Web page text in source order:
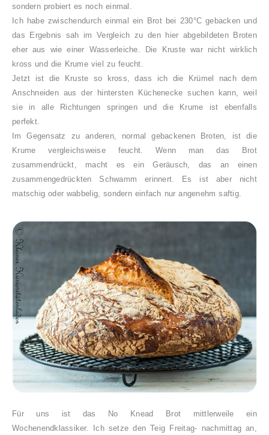
sondern probiert es noch einmal.
Ich habe zwischendurch einmal ein Brot bei 230°C gebacken und
das Ergebnis sah im Vergleich zu den hier abgebildeten Broten
eher aus wie einer Wasserleiche. Die Kruste war nicht wirklich
kross und die Krume viel zu feucht.
Jetzt ist die Kruste so kross, dass ich die Krümel nach dem
Anschneiden aus der hintersten Küchenecke suchen kann, weil
sie in alle Richtungen springen und die Krume ist ebenfalls
perfekt.
Im Gegensatz zu anderen, normal gebackenen Broten, ist die
Krume vergleichsweise feucht. Wenn man das Brot
zusammendrückt, macht es ein Geräusch, das an einen
zusammengedrückten Schwamm erinnert. Es ist aber nicht
matschig oder wabbelig, sondern einfach nur angenehm saftig.
Für uns ist das No Knead Brot mittlerweile ein
Wochenendklassiker. Ich setze den Teig Freitag- nachmittag an,